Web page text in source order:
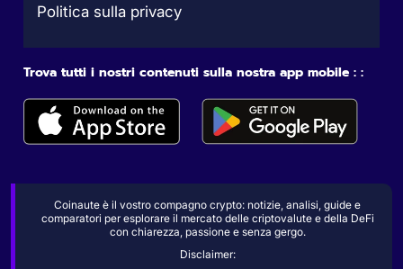
Politica sulla privacy
Trova tutti i nostri contenuti sulla nostra app mobile : :
Coinaute è il vostro compagno crypto: notizie, analisi, guide e
comparatori per esplorare il mercato delle criptovalute e della DeFi
con chiarezza, passione e senza gergo.
Disclaimer: